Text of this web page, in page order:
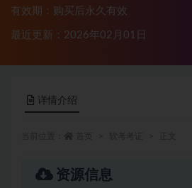
有效期：购买后永久有效
最近更新：2026年02月01日
详情介绍
资源信息